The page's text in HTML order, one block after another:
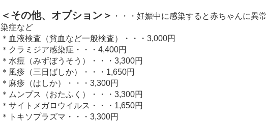
＜その他、オプション＞
・・・妊娠中に感染すると赤ちゃんに異
染症など
＊血液検査（貧血など一般検査）・・・3,000円
＊クラミジア感染症・・・4,400円
＊水痘（みずぼうそう）・・・3,300円
＊風疹（三日ばしか）・・・1,650円
＊麻疹（はしか）・・・3,300円
＊ムンプス（おたふく）・・・3,300円
＊サイトメガロウイルス・・・1,650円
＊トキソプラズマ・・・3,300円